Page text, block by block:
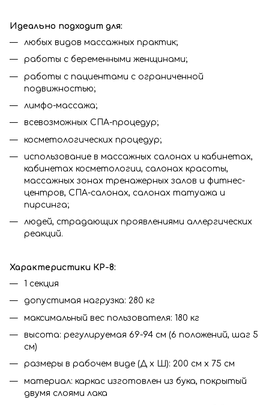
Идеально подходит для:
любых видов массажных практик;
работы с беременными женщинами;
работы с пациентами с ограниченной
подвижностью;
лимфо-массажа;
всевозможных СПА-процедур;
косметологических процедур;
использование в массажных салонах и кабинетах,
кабинетах косметологии, салонах красоты,
массажных зонах тренажерных залов и фитнес-
центров, СПА-салонах, салонах татуажа и
пирсинга;
людей, страдающих проявлениями аллергических
реакций.
Характеристики КР-8:
1 секция
допустимая нагрузка: 280 кг
максимальный вес пользователя: 180 кг
высота: регулируемая 69-94 см (6 положений, шаг 5
см)
размеры в рабочем виде (Д x Ш): 200 см x 75 см
материал: каркас изготовлен из бука, покрытый
двумя слоями лака